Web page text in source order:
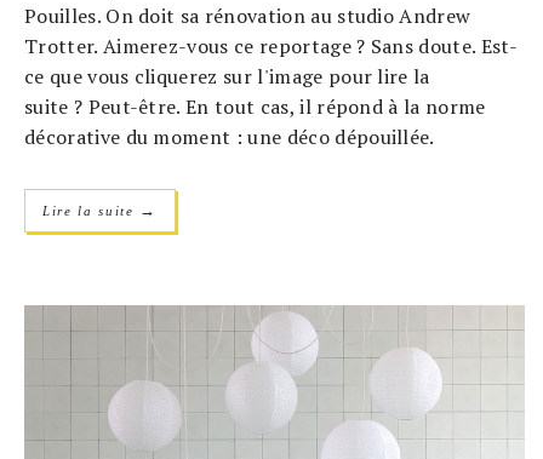
Pouilles. On doit sa rénovation au studio Andrew
Trotter. Aimerez-vous ce reportage ? Sans doute. Est-
ce que vous cliquerez sur l'image pour lire la
suite ? Peut-être. En tout cas, il répond à la norme
décorative du moment : une déco dépouillée.
Lire la suite →